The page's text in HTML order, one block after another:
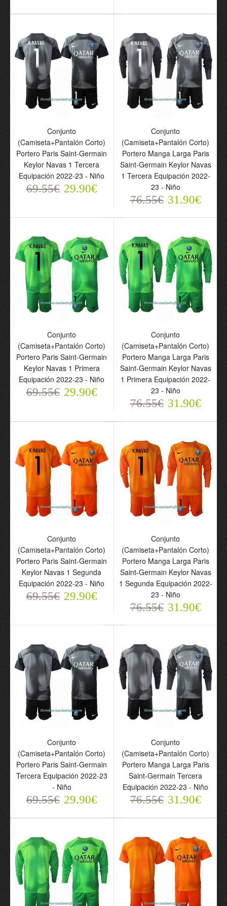
Camiseta de fútbol
Portero Manga Larga
Paris Saint-Germain
Primera Equipación -
Hombre
76.55€ 31.90€
Camiseta de fútbol
Paris Saint-Germain
2023-24 Letellier 90
Primera Equipación -
Hombre
76.55€ 31.90€
Camiseta de fútbol
Paris Saint-Germain
2023-24 Sergio Rico 16
Primera Equipación -
Hombre
76.55€ 31.90€
Camiseta de fútbol
Paris Saint-Germain
2023-24 Primera
Equipación - Hombre
76.55€ 31.90€
Camiseta de fútbol
Germain Primera
Equipación 23-24 -
Hombre
69.55€ 29.90€
(Camiseta+Pantalón
Corto) Portero Paris
Saint-Germain Keylor
Navas 1 Tercera
Equipación 2022-23 -
Niño
(Camiseta+Pantalón
Corto) Portero Manga
Larga Paris Saint-
Germain Keylor Navas 1
Tercera Equipación 2022-
23 - Niño
Conjunto
(Camiseta+Pantalón Corto)
Portero Paris Saint-Germain
Keylor Navas 1 Tercera
Equipación 2022-23 - Niño
69.55€ 29.90€
Conjunto
(Camiseta+Pantalón Corto)
Portero Manga Larga Paris
Saint-Germain Keylor Navas
1 Tercera Equipación 2022-
23 - Niño
76.55€ 31.90€
Conjunto
(Camiseta+Pantalón Corto)
Portero Paris Saint-Germain
Keylor Navas 1 Primera
Equipación 2022-23 - Niño
69.55€ 29.90€
Conjunto
(Camiseta+Pantalón Corto)
Portero Manga Larga Paris
Saint-Germain Keylor Navas
1 Primera Equipación 2022-
23 - Niño
76.55€ 31.90€
Conjunto
(Camiseta+Pantalón Corto)
Portero Paris Saint-Germain
Keylor Navas 1 Segunda
Equipación 2022-23 - Niño
69.55€ 29.90€
Conjunto
(Camiseta+Pantalón Corto)
Portero Manga Larga Paris
Saint-Germain Keylor Navas
1 Segunda Equipación 2022-
23 - Niño
76.55€ 31.90€
Conjunto
(Camiseta+Pantalón Corto)
Portero Paris Saint-Germain
Tercera Equipación 2022-23
- Niño
69.55€ 29.90€
Conjunto
(Camiseta+Pantalón Corto)
Portero Manga Larga Paris
Saint-Germain Tercera
Equipación 2022-23 - Niño
76.55€ 31.90€